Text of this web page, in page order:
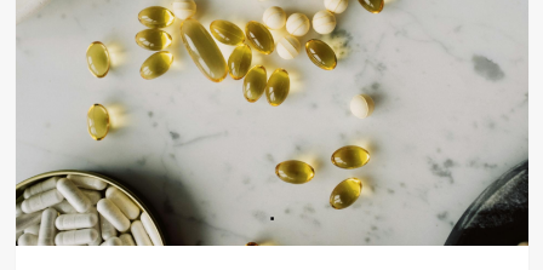
beneficii,
efecte
și
utilizare.